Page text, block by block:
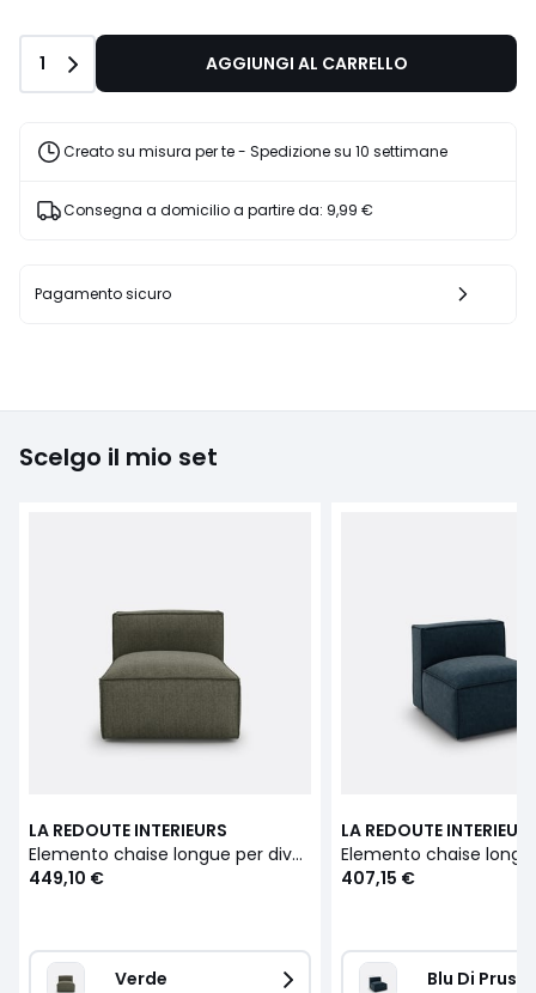
Quantità
1 AGGIUNGI AL CARRELLO
Creato su misura per te - Spedizione su 10 settimane
Consegna a domicilio a partire da: 9,99 €
Pagamento sicuro
Scelgo il mio set
LA REDOUTE INTERIEURS
Elemento chaise longue per divano modulare, in tessuto testurizzato, SEVEN
449,10 €
Verde
LA REDOUTE
407,15 €
Blu Di